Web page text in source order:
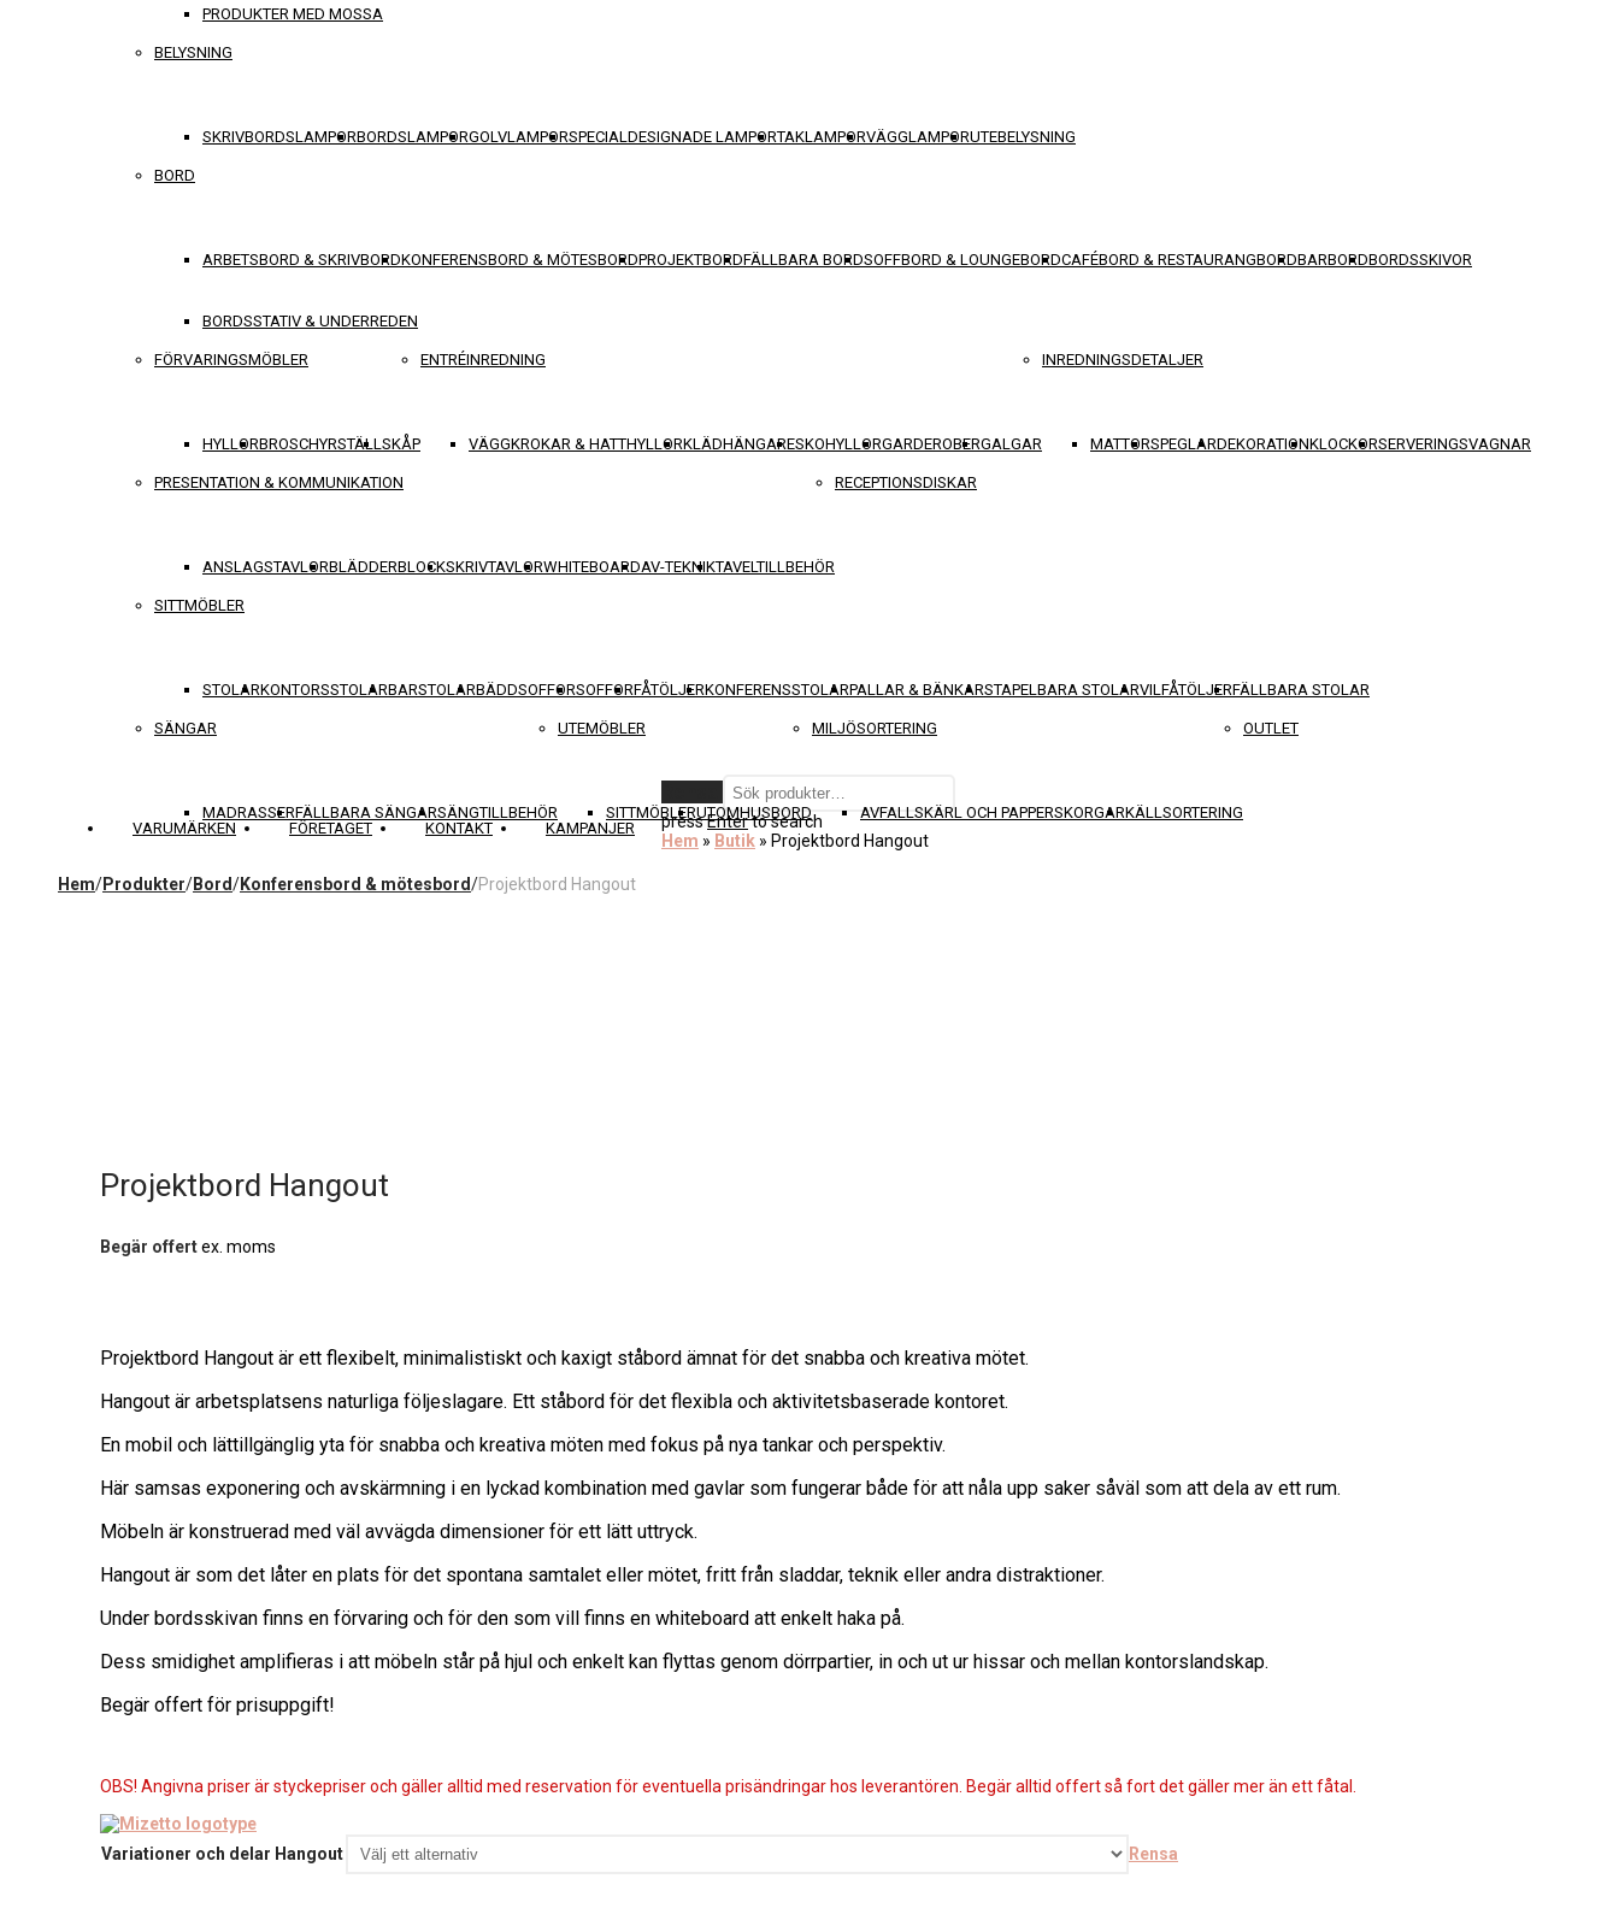
PRODUKTER MED MOSSA
BELYSNING
SKRIVBORDSLAMPORBORDSLAMPORGOLVLAMPORSPECIALDESIGNADE LAMPORTAKLAMPORVÄGGLAMPORUTEBELYSNING
BORD
ARBETSBORD & SKRIVBORDKONFERENSBORD & MÖTESBORDPROJEKTBORDFÄLLBARA BORDSOFFBORD & LOUNGEBORDCAFÉBORD & RESTAURANGBORDBARBORDBORDSSKIVOR
BORDSSTATIV & UNDERREDEN
FÖRVARINGSMÖBLER
HYLLORBROSCHYRSTÄLLSKÅP
ENTRÉINREDNING
VÄGGKROKAR & HATTHYLLORKLÄDHÄNGARESKOHYLLORGARDEROBERGALGAR
INREDNINGSDETALJER
MATTORSPEGLARDEKORATIONKLOCKORSERVERINGSVAGNAR
PRESENTATION & KOMMUNIKATION
ANSLAGSTAVLORBLÄDDERBLOCKSKRIVTAVLORWHITEBOARDAV-TEKNIKTAVELTILLBEHÖR
RECEPTIONSDISKAR
SITTMÖBLER
STOLARKONTORSSTOLARBARSTOLARBÄDDSOFFORSOFFORFÅTÖLJERKONFERENSSTOLARPALLAR & BÄNKARSTAPELBARA STOLARVILFÅTÖLJERFÄLLBARA STOLAR
SÄNGAR
MADRASSERFÄLLBARA SÄNGARSÄNGTILLBEHÖR
UTEMÖBLER
SITTMÖBLERUTOMHUSBORD
MILJÖSORTERING
AVFALLSKÄRL OCH PAPPERSKORGARKÄLLSORTERING
OUTLET
VARUMÄRKEN FÖRETAGET KONTAKT KAMPANJER pressEnterto search
Hem » Butik » Projektbord Hangout
Hem/Produkter/Bord/Konferensbord & mötesbord/Projektbord Hangout
Projektbord Hangout
Begär offertex. moms
Projektbord Hangout är ett flexibelt, minimalistiskt och kaxigt ståbord ämnat för det snabba och kreativa mötet.
Hangout är arbetsplatsens naturliga följeslagare. Ett ståbord för det flexibla och aktivitetsbaserade kontoret.
En mobil och lättillgänglig yta för snabba och kreativa möten med fokus på nya tankar och perspektiv.
Här samsas exponering och avskärmning i en lyckad kombination med gavlar som fungerar både för att nåla upp saker såväl som att dela av ett rum.
Möbeln är konstruerad med väl avvägda dimensioner för ett lätt uttryck.
Hangout är som det låter en plats för det spontana samtalet eller mötet, fritt från sladdar, teknik eller andra distraktioner.
Under bordsskivan finns en förvaring och för den som vill finns en whiteboard att enkelt haka på.
Dess smidighet amplifieras i att möbeln står på hjul och enkelt kan flyttas genom dörrpartier, in och ut ur hissar och mellan kontorslandskap.
Begär offert för prisuppgift!
OBS! Angivna priser är styckepriser och gäller alltid med reservation för eventuella prisändringar hos leverantören. Begär alltid offert så fort det gäller mer än ett fåtal.
Variationer och delar Hangout Rensa